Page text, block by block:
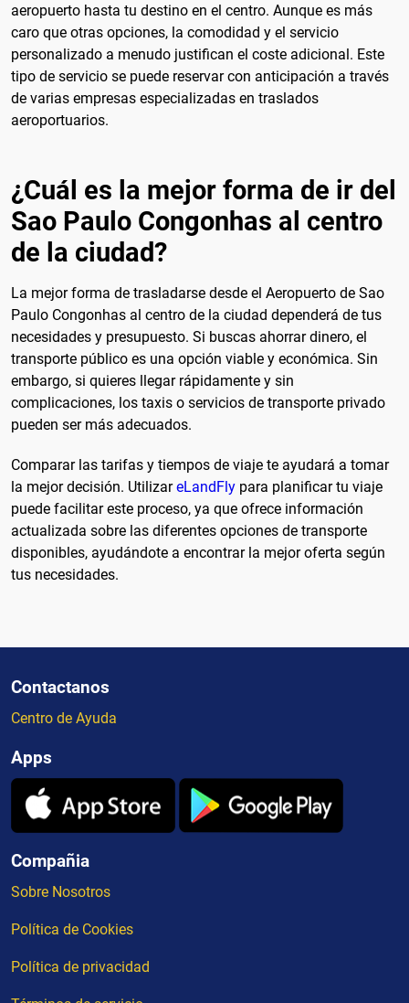
aeropuerto hasta tu destino en el centro. Aunque es más
caro que otras opciones, la comodidad y el servicio
personalizado a menudo justifican el coste adicional. Este
tipo de servicio se puede reservar con anticipación a través
de varias empresas especializadas en traslados
aeroportuarios.
¿Cuál es la mejor forma de ir del
Sao Paulo Congonhas al centro
de la ciudad?
La mejor forma de trasladarse desde el Aeropuerto de Sao
Paulo Congonhas al centro de la ciudad dependerá de tus
necesidades y presupuesto. Si buscas ahorrar dinero, el
transporte público es una opción viable y económica. Sin
embargo, si quieres llegar rápidamente y sin
complicaciones, los taxis o servicios de transporte privado
pueden ser más adecuados.
Comparar las tarifas y tiempos de viaje te ayudará a tomar
la mejor decisión. UtilizareLandFly para planificar tu viaje
puede facilitar este proceso, ya que ofrece información
actualizada sobre las diferentes opciones de transporte
disponibles, ayudándote a encontrar la mejor oferta según
tus necesidades.
Contactanos
Centro de Ayuda
Apps
Compañia
Sobre Nosotros
Política de Cookies
Política de privacidad